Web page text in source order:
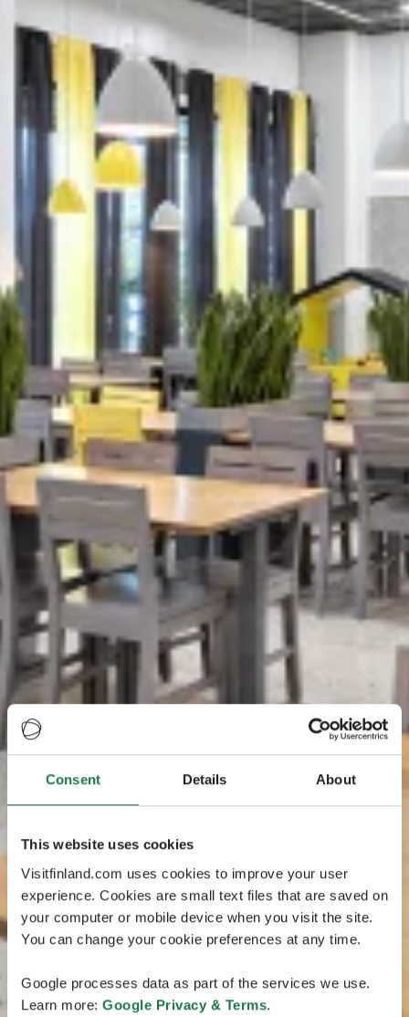
Consent Details About
This website uses cookies
Visitfinland.com uses cookies to improve your user
experience. Cookies are small text files that are saved on
your computer or mobile device when you visit the site.
You can change your cookie preferences at any time.
Google processes data as part of the services we use.
Learn more: Google Privacy & Terms.